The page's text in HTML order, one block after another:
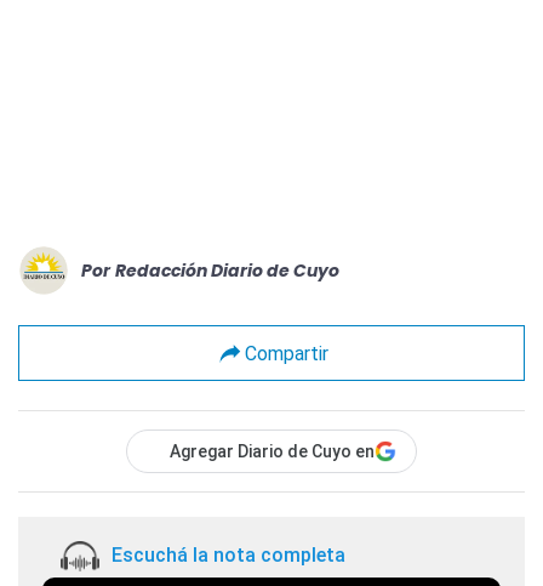
Por Redacción Diario de Cuyo
Compartir
Agregar Diario de Cuyo en
Escuchá la nota completa